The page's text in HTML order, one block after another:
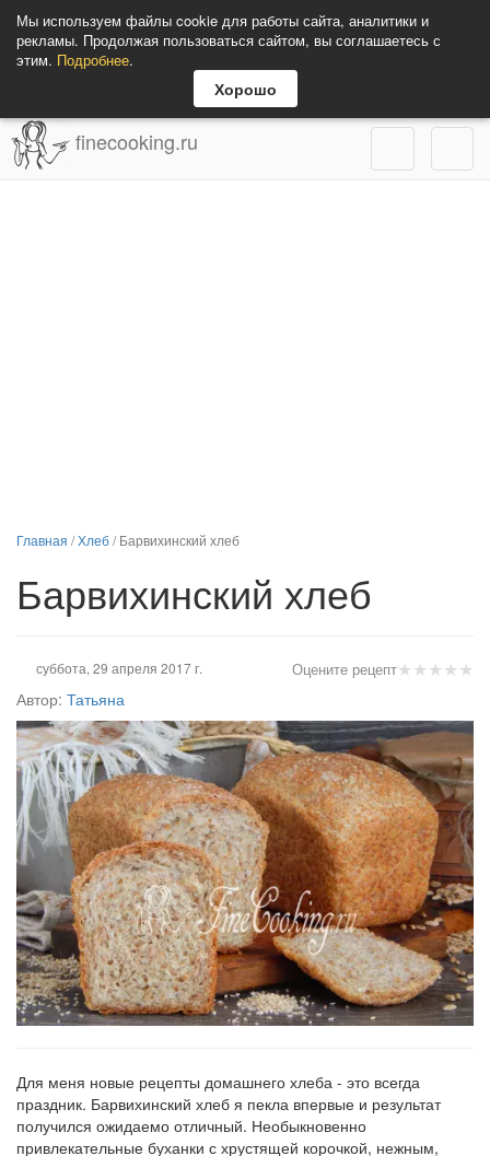
Мы используем файлы cookie для работы сайта, аналитики и
рекламы. Продолжая пользоваться сайтом, вы соглашаетесь с
этим. Подробнее.
Хорошо
finecooking.ru
Главная /Хлеб/Барвихинский хлеб
Барвихинский хлеб
★★★★★
Оцените рецепт
суббота, 29 апреля 2017 г.
Автор: Татьяна
Для меня новые рецепты домашнего хлеба - это всегда
праздник. Барвихинский хлеб я пекла впервые и результат
получился ожидаемо отличный. Необыкновенно
привлекательные буханки с хрустящей корочкой, нежным,